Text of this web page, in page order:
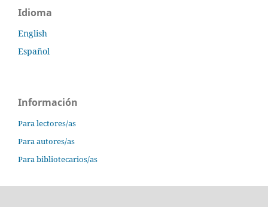
Idioma
English
Español
Información
Para lectores/as
Para autores/as
Para bibliotecarios/as